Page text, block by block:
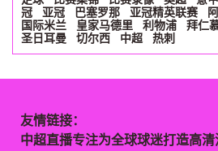
冠
亚冠 巴塞罗那 亚冠精英联赛
国际米兰
皇家马德里 利物浦 拜仁
圣日耳曼
切尔西 中超 热刺
友情链接：
中超直播专注为全球球迷打造高